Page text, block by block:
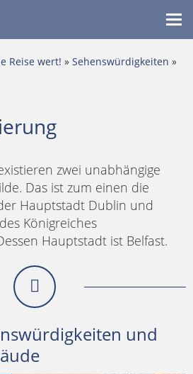
Reise wert! » Sehenswürdigkeiten »
zwei unabhängige
Das ist zum einen die
Hauptstadt Dublin und
Königreiches
Hauptstadt ist Belfast.
und